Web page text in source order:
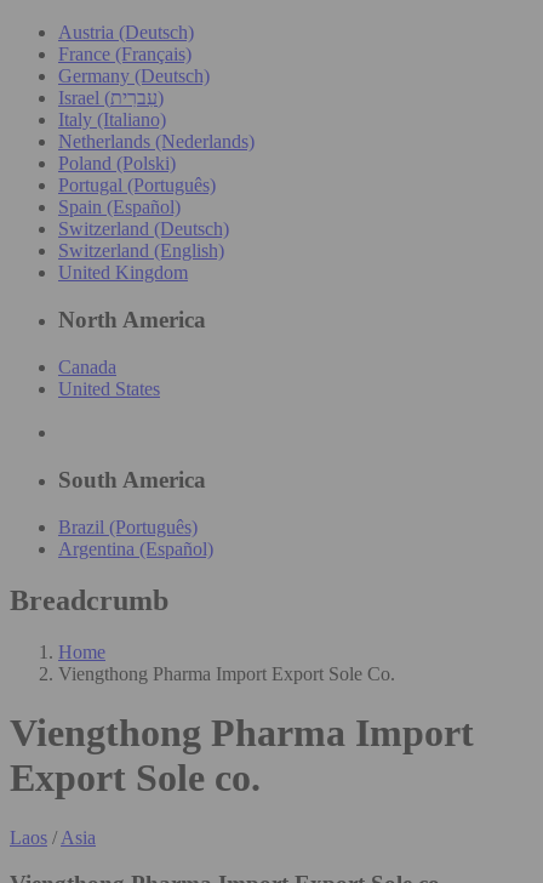
Austria (Deutsch)
France (Français)
Germany (Deutsch)
Israel (עִברִית)
Italy (Italiano)
Netherlands (Nederlands)
Poland (Polski)
Portugal (Português)
Spain (Español)
Switzerland (Deutsch)
Switzerland (English)
United Kingdom
North America
Canada
United States
South America
Brazil (Português)
Argentina (Español)
Breadcrumb
Home
Viengthong Pharma Import Export Sole Co.
Viengthong Pharma Import
Export Sole co.
Laos / Asia